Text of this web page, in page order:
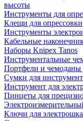
высоты
Инструменты для
Клещи для опрессовки
Инструменты
Кабельные
Наборы Knipex Tanos
Инструментальные
Портфели и чемоданы
Сумки для
Инструмент для
Пинцеты для
Ключи для